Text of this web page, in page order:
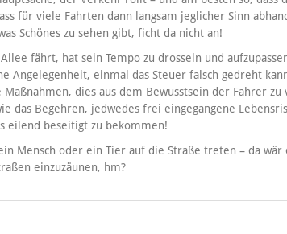
für viele Fahrten dann langsam jeglicher Sinn
Schönes zu sehen gibt, ficht da nicht an!
fährt, hat sein Tempo zu drosseln und
Angelegenheit, einmal das Steuer falsch gedreht
Maßnahmen, dies aus dem Bewusstsein der Fahrer
das Begehren, jedwedes frei eingegangene
eilend beseitigt zu bekommen!
Mensch oder ein Tier auf die Straße treten – da wär
einzuzäunen, hm?